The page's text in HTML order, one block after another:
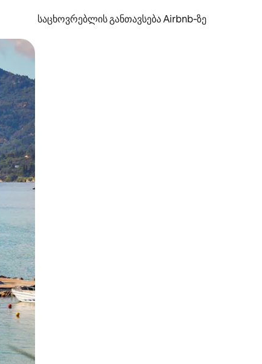
საცხოვრებლის განთავსება Airbnb‑ზე
თუ თითის გასმის ჟესტები.